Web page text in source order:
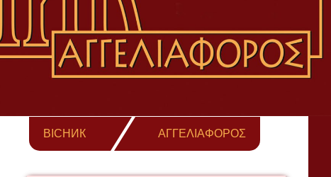
ВІСНИК ΑΓΓΕΛΙΑΦΟΡΟΣ